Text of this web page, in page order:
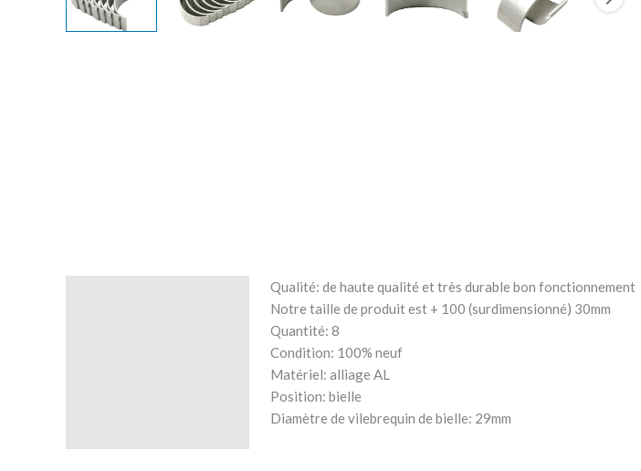
Qualité: de haute qualité et très durable bon fonctionnement
Notre taille de produit est + 100 (surdimensionné) 30mm
Quantité: 8
Condition: 100% neuf
Matériel: alliage AL
Position: bielle
Diamètre de vilebrequin de bielle: 29mm